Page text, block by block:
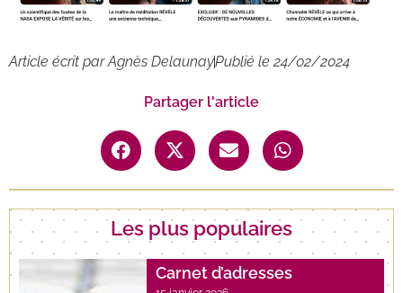
Article écrit parAgnès DelaunayPublié le 24/02/2024
Partager l'article
Les plus populaires
Carnet d’adresses